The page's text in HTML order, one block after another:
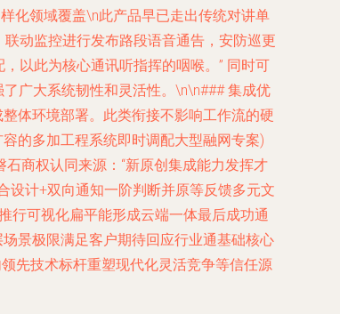
化领域覆盖\n此产品早已走出传统对讲单
动监控进行发布路段语音通告，安防巡更
以此为核心通讯听指挥的咽喉。” 同时可
广大系统韧性和灵活性。\n\n### 集成优
体环境部署。此类衔接不影响工作流的硬
的多加工程系统即时调配大型融网专案)
商权认同来源：“新原创集成能力发挥才
设计+双向通知一阶判断并原等反馈多元文
行可视化扁平能形成云端一体最后成功通
景极限满足客户期待回应行业通基础核心
先技术标杆重塑现代化灵活竞争等信任源